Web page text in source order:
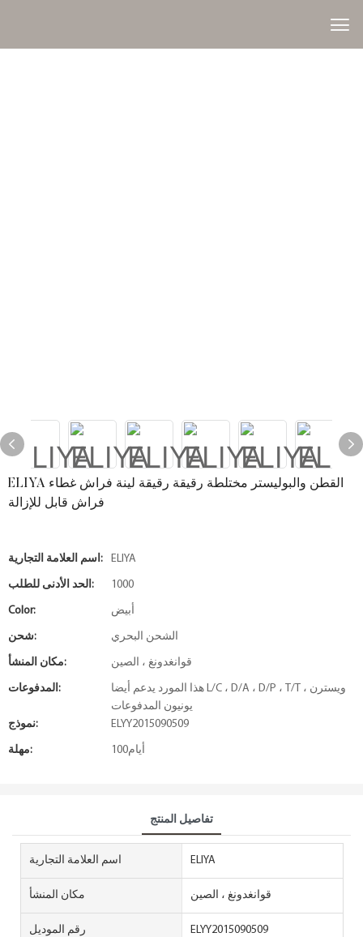
ELIYA القطن والبوليستر مختلطة رقيقة رقيقة لينة فراش غطاء
فراش قابل للإزالة
اسم العلامة التجارية: ELIYA
الحد الأدنى للطلب: 1000
Color: أبيض
شحن: الشحن البحري
مكان المنشأ: قوانغدونغ ، الصين
المدفوعات:
هذا المورد يدعم أيضا L/C ، D/A ، D/P ، T/T ، ويسترن
يونيون المدفوعات
نموذج:
ELYY2015090509
مهلة: أيام100
تفاصيل المنتج
اسم العلامة التجارية ELIYA
مكان المنشأ قوانغدونغ ، الصين
رقم الموديل ELYY2015090509